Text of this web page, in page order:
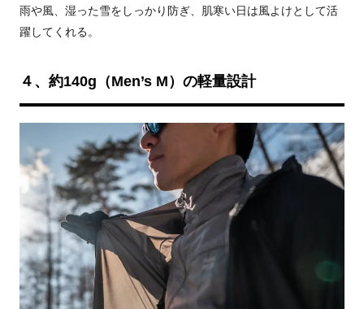
雨や風、湿った雪をしっかり防ぎ、肌寒い日は風よけとして活
躍してくれる。
４、約140g（Men’s M）の軽量設計